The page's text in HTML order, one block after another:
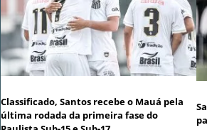
Classificado, Santos recebe o Mauá pela
última rodada da primeira fase do